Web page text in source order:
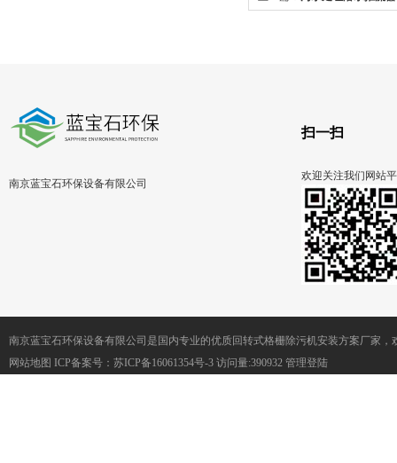
南京蓝宝石环保设备有限公司
扫一扫
欢迎关注我们网站
南京蓝宝石环保设备有限公司是国内专业的优质回转式格栅除污机安装方案厂家，
网站地图 ICP备案号： 苏ICP备16061354号-3 访问量:390932 管理登陆